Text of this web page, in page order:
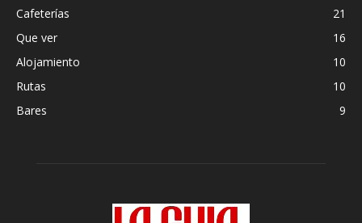
Cafeterías
21
Que ver
16
Alojamiento
10
Rutas
10
Bares
9